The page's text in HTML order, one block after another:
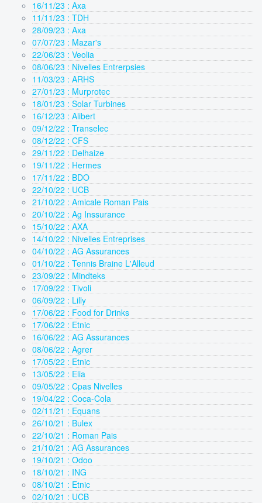
16/11/23 : Axa
11/11/23 : TDH
28/09/23 : Axa
07/07/23 : Mazar's
22/06/23 : Veolia
08/06/23 : Nivelles Entrerpsies
11/03/23 : ARHS
27/01/23 : Murprotec
18/01/23 : Solar Turbines
16/12/23 : Alibert
09/12/22 : Transelec
08/12/22 : CFS
29/11/22 : Delhaize
19/11/22 : Hermes
17/11/22 : BDO
22/10/22 : UCB
21/10/22 : Amicale Roman Pais
20/10/22 : Ag Inssurance
15/10/22 : AXA
14/10/22 : Nivelles Entreprises
04/10/22 : AG Assurances
01/10/22 : Tennis Braine L'Alleud
23/09/22 : Mindteks
17/09/22 : Tivoli
06/09/22 : Lilly
17/06/22 : Food for Drinks
17/06/22 : Etnic
16/06/22 : AG Assurances
08/06/22 : Agrer
17/05/22 : Etnic
13/05/22 : Elia
09/05/22 : Cpas Nivelles
19/04/22 : Coca-Cola
02/11/21 : Equans
26/10/21 : Bulex
22/10/21 : Roman Pais
21/10/21 : AG Assurances
19/10/21 : Odoo
18/10/21 : ING
08/10/21 : Etnic
02/10/21 : UCB